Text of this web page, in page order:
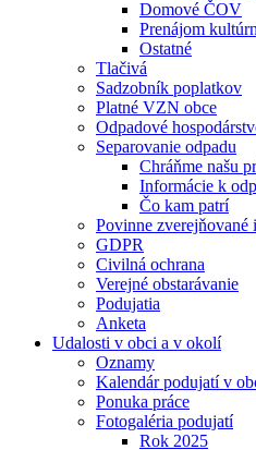
Domové ČOV
Prenájom
Ostatné
Tlačivá
Sadzobník poplatkov
Platné VZN obce
Odpadové
Separovanie odpadu
Chráňme našu
Informácie k
Čo kam patrí
Povinne zverejňované
GDPR
Civilná ochrana
Verejné obstarávanie
Podujatia
Anketa
Udalosti v obci a v okolí
Oznamy
Kalendár podujatí v
Ponuka práce
Fotogaléria podujatí
Rok 2025